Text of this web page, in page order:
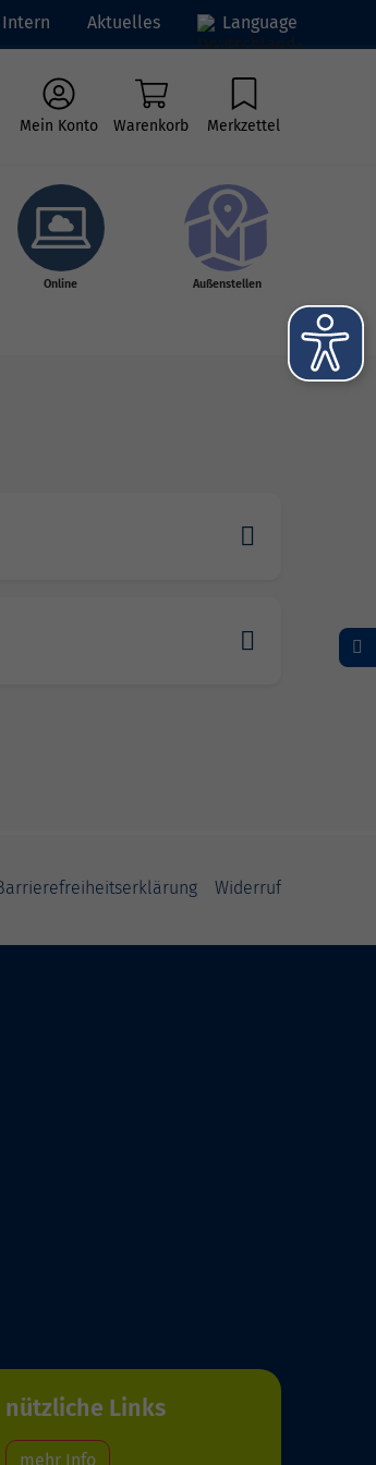
Intern Aktuelles Language
Mein Konto Warenkorb Merkzettel
Online Außenstellen
Widerruf
nützliche Links
mehr Info